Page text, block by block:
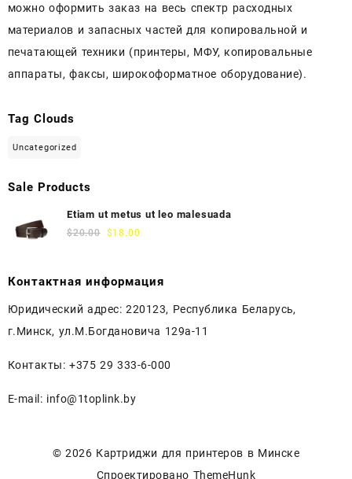
можно оформить заказ на весь спектр расходных
материалов и запасных частей для копировальной и
печатающей техники (принтеры, МФУ, копировальные
аппараты, факсы, широкоформатное оборудование).
Tag Clouds
Uncategorized
Sale Products
Etiam ut metus ut leo malesuada
$20.00 $18.00
Контактная информация
Юридический адрес: 220123, Республика Беларусь,
г.Минск, ул.М.Богдановича 129а-11
Контакты: +375 29 333-6-000
E-mail: info@1toplink.by
© 2026 Картриджи для принтеров в Минске
Спроектировано ThemeHunk